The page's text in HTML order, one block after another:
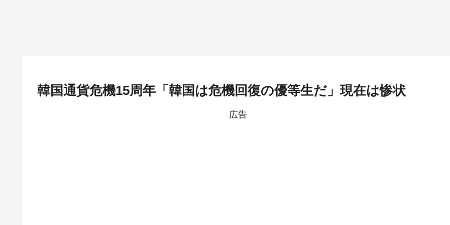
韓国通貨危機15周年「韓国は危機回復の優等生だ」現在は惨状
広告